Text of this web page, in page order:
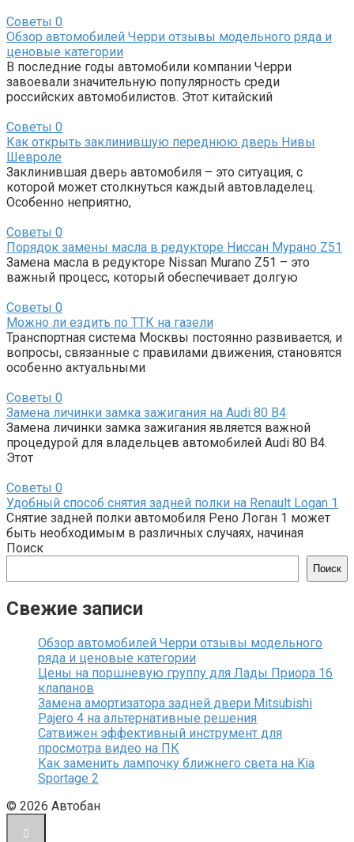
Советы 0
Обзор автомобилей Черри отзывы модельного ряда и
ценовые категории
В последние годы автомобили компании Черри
завоевали значительную популярность среди
российских автомобилистов. Этот китайский
Советы 0
Как открыть заклинившую переднюю дверь Нивы
Шевроле
Заклинившая дверь автомобиля – это ситуация, с
которой может столкнуться каждый автовладелец.
Особенно неприятно,
Советы 0
Порядок замены масла в редукторе Ниссан Мурано Z51
Замена масла в редукторе Nissan Murano Z51 – это
важный процесс, который обеспечивает долгую
Советы 0
Можно ли ездить по ТТК на газели
Транспортная система Москвы постоянно развивается, и
вопросы, связанные с правилами движения, становятся
особенно актуальными
Советы 0
Замена личинки замка зажигания на Audi 80 B4
Замена личинки замка зажигания является важной
процедурой для владельцев автомобилей Audi 80 B4.
Этот
Советы 0
Удобный способ снятия задней полки на Renault Logan 1
Снятие задней полки автомобиля Рено Логан 1 может
быть необходимым в различных случаях, начиная
Поиск
Поиск
Свежие записи
Обзор автомобилей Черри отзывы модельного
ряда и ценовые категории
Цены на поршневую группу для Лады Приора 16
клапанов
Замена амортизатора задней двери Mitsubishi
Pajero 4 на альтернативные решения
Сатвижен эффективный инструмент для
просмотра видео на ПК
Как заменить лампочку ближнего света на Kia
Sportage 2
© 2026 Автобан